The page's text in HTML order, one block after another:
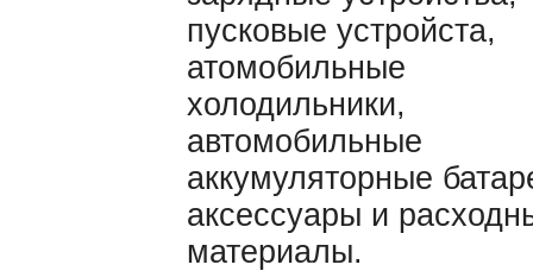
пусковые устройста,
атомобильные
холодильники,
автомобильные
аккумуляторные
аксессуары и
материалы.